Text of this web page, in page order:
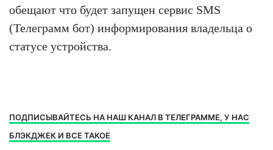
обещают что будет запущен сервис SMS
(Телеграмм бот) информирования владельца о
статусе устройства.
ПОДПИСЫВАЙТЕСЬ НА НАШ КАНАЛ В ТЕЛЕГРАММЕ, У НАС
БЛЭКДЖЕК И ВСЕ ТАКОЕ